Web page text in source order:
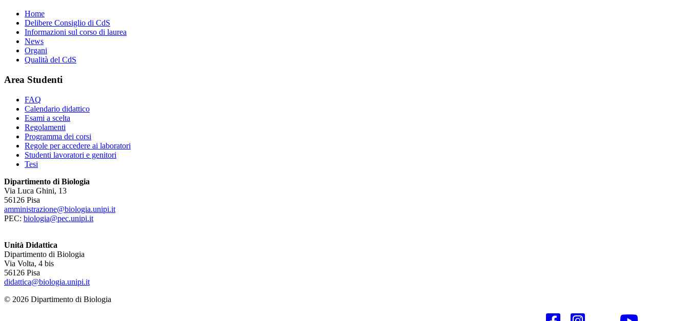
Home
Delibere Consiglio di CdS
Informazioni sul corso di laurea
News
Organi
Qualità del CdS
Area Studenti
FAQ
Calendario didattico
Esami a scelta
Regolamenti
Programma dei corsi
Regole per accedere ai laboratori
Studenti lavoratori e genitori
Tesi
Dipartimento di Biologia
Via Luca Ghini, 13
56126 Pisa
amministrazione@biologia.unipi.it
PEC: biologia@pec.unipi.it
Unità Didattica
Dipartimento di Biologia
Via Volta, 4 bis
56126 Pisa
didattica@biologia.unipi.it
© 2026 Dipartimento di Biologia